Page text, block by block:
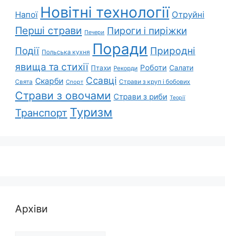
Напої Новітні технології Отруйні
Перші страви Печери Пироги і пиріжки
Події Польська кухня Поради Природні
явища та стихії Птахи Рекорди Роботи Салати
Свята Скарби Спорт Ссавці Страви з круп і бобових
Страви з овочами Страви з риби Теорії
Транспорт Туризм
Архіви